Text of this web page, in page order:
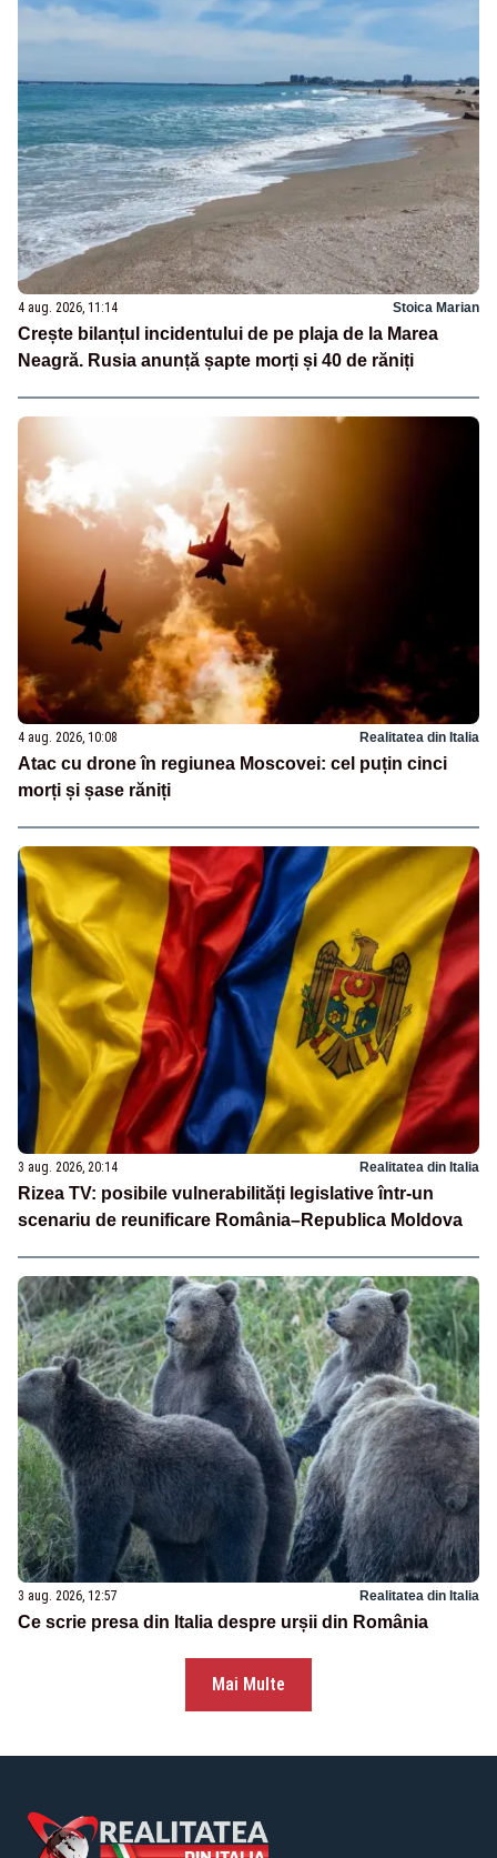
4 aug. 2026, 11:14 Stoica Marian
Crește bilanțul incidentului de pe plaja de la Marea
Neagră. Rusia anunță șapte morți și 40 de răniți
4 aug. 2026, 10:08 Realitatea din Italia
Atac cu drone în regiunea Moscovei: cel puțin cinci
morți și șase răniți
3 aug. 2026, 20:14 Realitatea din Italia
Rizea TV: posibile vulnerabilități legislative într-un
scenariu de reunificare România–Republica Moldova
3 aug. 2026, 12:57 Realitatea din Italia
Ce scrie presa din Italia despre urșii din România
Mai Multe